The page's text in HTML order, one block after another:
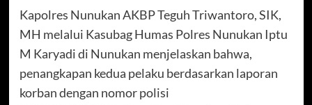
Kapolres Nunukan AKBP Teguh Triwantoro, SIK,
MH melalui Kasubag Humas Polres Nunukan Iptu
M Karyadi di Nunukan menjelaskan bahwa,
penangkapan kedua pelaku berdasarkan laporan
korban dengan nomor polisi